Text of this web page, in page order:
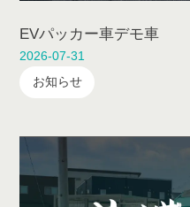
EVパッカー車デモ車
2026-07-31
お知らせ